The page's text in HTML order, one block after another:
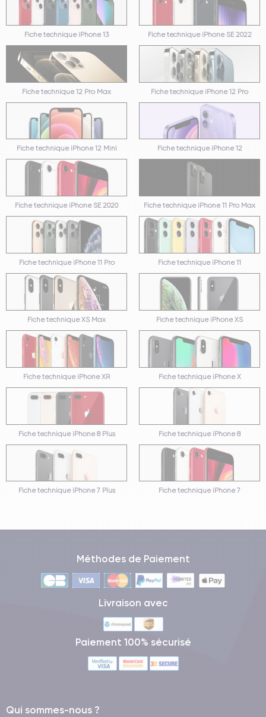
Fiche technique iPhone 13 Fiche technique iPhone SE 2022
Fiche technique 12 Pro Max Fiche technique iPhone 12 Pro
Fiche technique iPhone 12 Mini Fiche technique iPhone 12
Fiche technique iPhone SE 2020 Fiche technique iPhone 11 Pro Max
Fiche technique iPhone 11 Pro Fiche technique iPhone 11
Fiche technique XS Max Fiche technique iPhone XS
Fiche technique iPhone XR Fiche technique iPhone X
Fiche technique iPhone 8 Plus Fiche technique iPhone 8
Fiche technique iPhone 7 Plus Fiche technique iPhone 7
Méthodes de Paiement
Livraison avec
Paiement 100% sécurisé
Qui sommes-nous ?